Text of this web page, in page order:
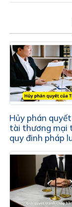
Hủy phán
tài thương mại
quy đinh pháp